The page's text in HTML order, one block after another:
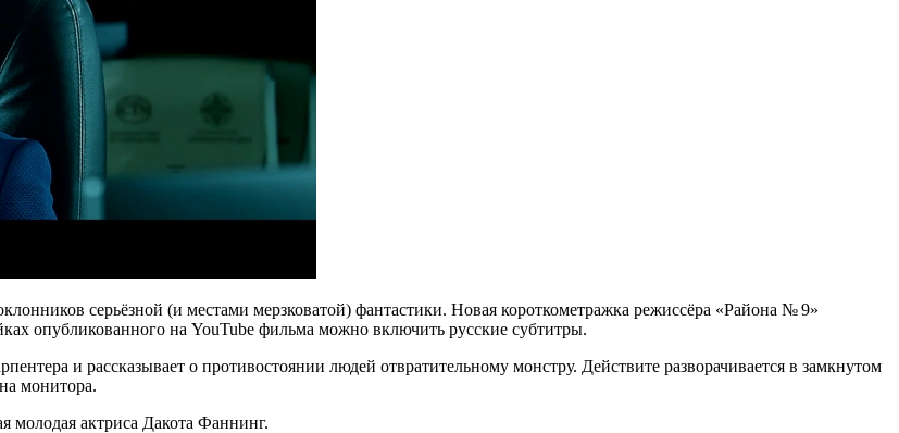
серьёзной (и местами мерзковатой) фантастики. Новая короткометражка режиссёра «Района № 9»
опубликованного на YouTube фильма можно включить русские субтитры.
и рассказывает о противостоянии людей отвратительному монстру. Действите разворачивается в замкнутом
монитора.
молодая актриса Дакота Фаннинг.